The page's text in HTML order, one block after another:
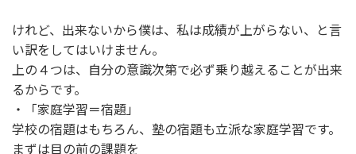
けれど、出来ないから僕は、私は成績が上がらない、と言
い訳をしてはいけません。
上の４つは、自分の意識次第で必ず乗り越えることが出来
るからです。
・「家庭学習＝宿題」
学校の宿題はもちろん、塾の宿題も立派な家庭学習です。
まずは目の前の課題を